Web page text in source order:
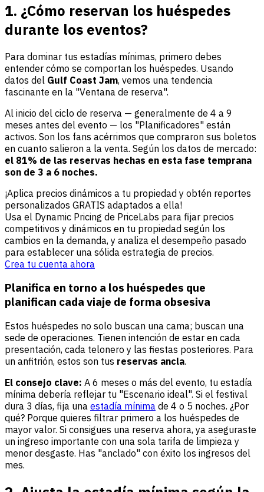
1. ¿Cómo reservan los huéspedes
durante los eventos?
Para dominar tus estadías mínimas, primero debes
entender cómo se comportan los huéspedes. Usando
datos del Gulf Coast Jam, vemos una tendencia
fascinante en la "Ventana de reserva".
Al inicio del ciclo de reserva — generalmente de 4 a 9
meses antes del evento — los "Planificadores" están
activos. Son los fans acérrimos que compraron sus boletos
en cuanto salieron a la venta. Según los datos de mercado:
el 81% de las reservas hechas en esta fase temprana
son de 3 a 6 noches.
¡Aplica precios dinámicos a tu propiedad y obtén reportes
personalizados GRATIS adaptados a ella!
Usa el Dynamic Pricing de PriceLabs para fijar precios
competitivos y dinámicos en tu propiedad según los
cambios en la demanda, y analiza el desempeño pasado
para establecer una sólida estrategia de precios.
Crea tu cuenta ahora
Planifica en torno a los huéspedes que
planifican cada viaje de forma obsesiva
Estos huéspedes no solo buscan una cama; buscan una
sede de operaciones. Tienen intención de estar en cada
presentación, cada telonero y las fiestas posteriores. Para
un anfitrión, estos son tus reservas ancla.
El consejo clave: A 6 meses o más del evento, tu estadía
mínima debería reflejar tu "Escenario ideal". Si el festival
dura 3 días, fija una estadía mínima de 4 o 5 noches. ¿Por
qué? Porque quieres filtrar primero a los huéspedes de
mayor valor. Si consigues una reserva ahora, ya aseguraste
un ingreso importante con una sola tarifa de limpieza y
menor desgaste. Has "anclado" con éxito los ingresos del
mes.